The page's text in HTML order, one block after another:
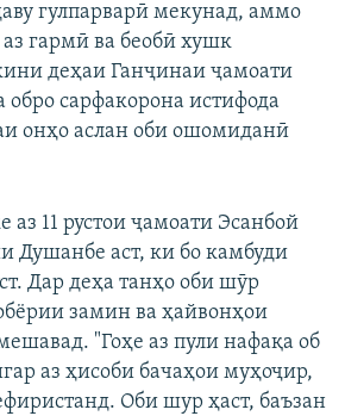
гулпарварӣ мекунад, аммо
гармӣ ва беобӣ хушк
деҳаи Ганҷинаи ҷамоати
обро сарфакорона истифода
онҳо аслан оби ошомиданӣ
аз 11 рустои ҷамоати Эсанбой
Душанбе аст, ки бо камбуди
Дар деҳа танҳо оби шӯр
замин ва ҳайвонҳои
"Гоҳе аз пули нафақа об
аз ҳисоби бачаҳои муҳоҷир,
Оби шур ҳаст, баъзан